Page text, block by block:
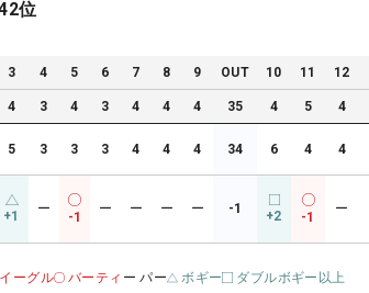
位
3 4 5 6 7 8 9 OUT 10 11 12
4 3 4 3 4 4 4 35 4 5 4
5 3 3 3 4 4 4 34 6 4 4
+1 ー
-1
ー ー ー ー -1 +2 -1
ー
イーグル バーティ ー パー ボギー ダブルボギー以上